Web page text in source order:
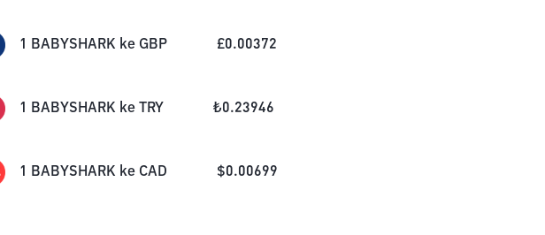
1 BABYSHARK ke GBP £0.00372
1 BABYSHARK ke TRY ₺0.23946
1 BABYSHARK ke CAD $0.00699